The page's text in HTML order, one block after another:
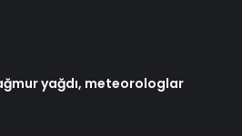
yağdı, meteorologlar